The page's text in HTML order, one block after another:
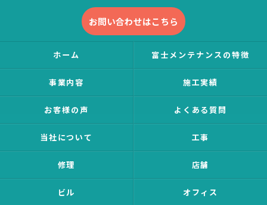
お問い合わせはこちら
ホーム 富士メンテナンスの特徴
事業内容 施工実績
お客様の声 よくある質問
当社について 工事
修理 店舗
ビル オフィス